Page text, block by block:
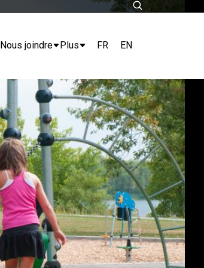
Nous joindre Plus FR EN